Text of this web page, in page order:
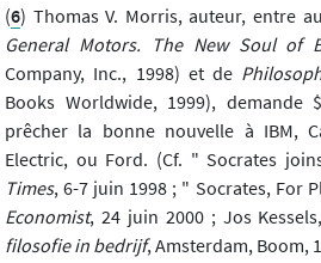
(6) Thomas V. Morris, auteur, entre
General Motors. The New Soul of
Company, Inc., 1998) et de
Books Worldwide, 1999), demande
prêcher la bonne nouvelle à IBM,
Electric, ou Ford. (Cf. " Socrates
Times, 6-7 juin 1998 ; " Socrates, For
Economist, 24 juin 2000 ; Jos Kessels,
filosofie in bedrijf, Amsterdam, Boom,